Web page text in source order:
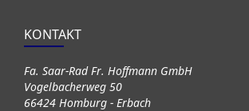
KONTAKT
Fa. Saar-Rad Fr. Hoffmann GmbH
Vogelbacherweg 50
66424 Homburg - Erbach